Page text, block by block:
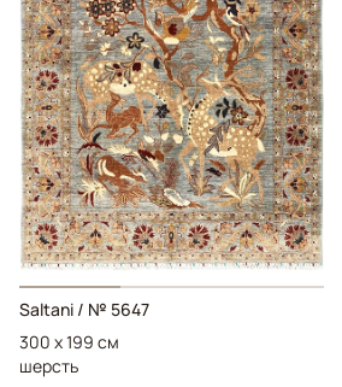
Saltani / № 5647
300 x 199 см
шерсть